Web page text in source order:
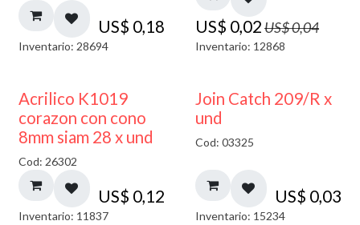
US$ 0,18
Inventario: 28694
US$ 0,02US$0,04
Inventario: 12868
Acrilico K1019
corazon con cono
8mm siam 28 x und
Cod: 26302
US$ 0,12
Inventario: 11837
Join Catch 209/R x
und
Cod: 03325
US$ 0,03
Inventario: 15234